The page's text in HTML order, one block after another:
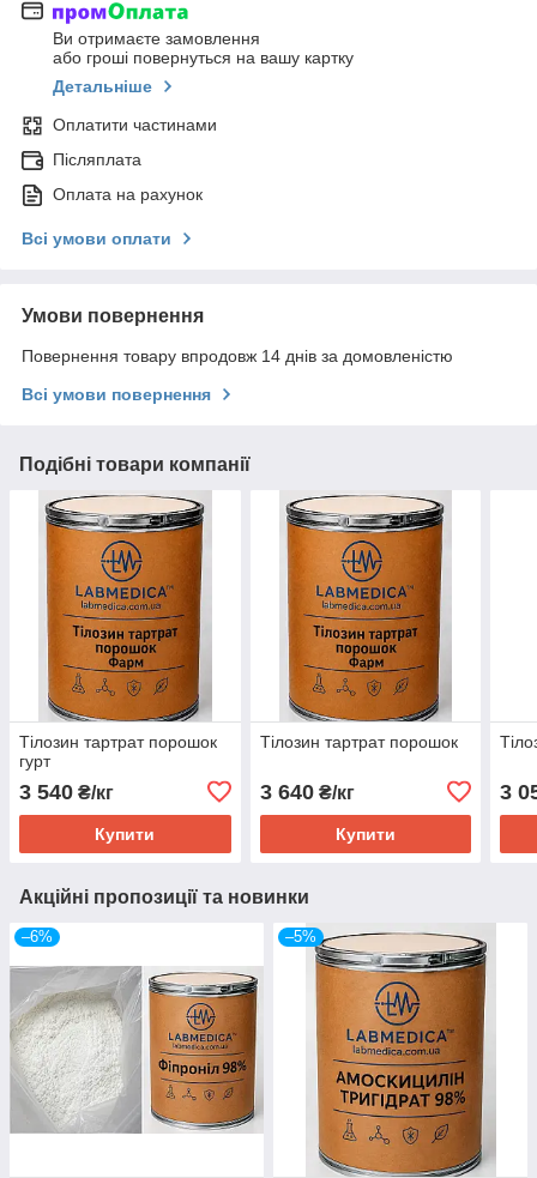
Ви отримаєте замовлення
або гроші повернуться на вашу картку
Детальніше
Оплатити частинами
Післяплата
Оплата на рахунок
Всі умови оплати
Умови повернення
Повернення товару впродовж 14 днів за домовленістю
Всі умови повернення
Подібні товари компанії
Тілозин тартрат порошок
гурт
3 540 ₴/кг
Купити
Тілозин тартрат порошок
3 640₴/кг
Купити
3
Акційні пропозиції та новинки
–6% –5%